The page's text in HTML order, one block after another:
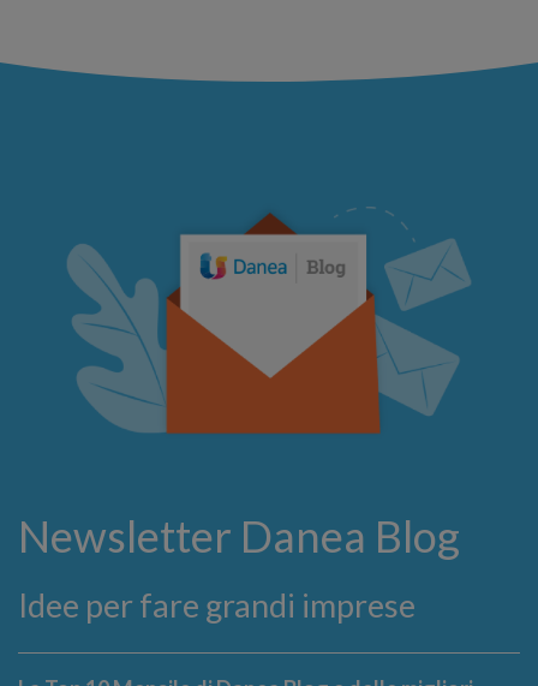
Newsletter Danea Blog
Idee per fare grandi imprese